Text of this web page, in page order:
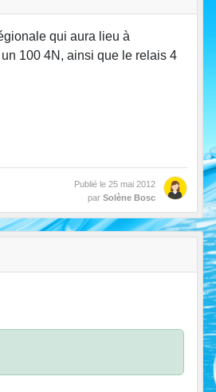
qui aura lieu à
100 4N, ainsi que le relais 4
Publié le 25 mai 2012
par Solène Bosc